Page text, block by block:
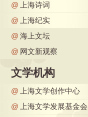
@
上海诗词
@
上海纪实
@ 海上文坛
@ 网文新观察
文学机构
@
上海文学创作中心
@
上海文学发展基金会